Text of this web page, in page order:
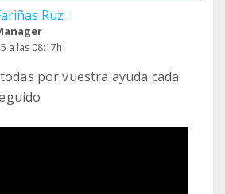
Ruz
a las 08:17h
por vuestra ayuda cada